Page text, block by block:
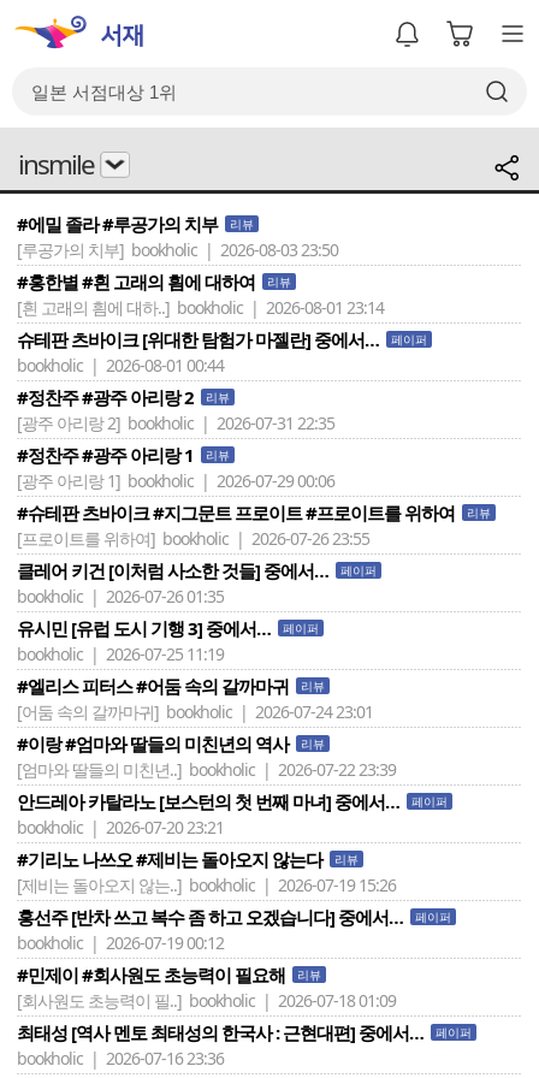
insmile
#에밀 졸라 #루공가의 치부 리뷰
[루공가의 치부] bookholic | 2026-08-03 23:50
#홍한별 #흰 고래의 흼에 대하여 리뷰
[흰 고래의 흼에 대하..] bookholic | 2026-08-01 23:14
슈테판 츠바이크 [위대한 탐험가 마젤란] 중에서… 페이퍼
bookholic | 2026-08-01 00:44
#정찬주 #광주 아리랑 2 리뷰
[광주 아리랑 2] bookholic | 2026-07-31 22:35
#정찬주 #광주 아리랑 1 리뷰
[광주 아리랑 1] bookholic | 2026-07-29 00:06
#슈테판 츠바이크 #지그문트 프로이트 #프로이트를 위하여 리뷰
[프로이트를 위하여] bookholic | 2026-07-26 23:55
클레어 키건 [이처럼 사소한 것들] 중에서… 페이퍼
bookholic | 2026-07-26 01:35
유시민 [유럽 도시 기행 3] 중에서… 페이퍼
bookholic | 2026-07-25 11:19
#엘리스 피터스 #어둠 속의 갈까마귀 리뷰
[어둠 속의 갈까마귀] bookholic | 2026-07-24 23:01
#이랑 #엄마와 딸들의 미친년의 역사 리뷰
[엄마와 딸들의 미친년..] bookholic | 2026-07-22 23:39
안드레아 카탈라노 [보스턴의 첫 번째 마녀] 중에서… 페이퍼
bookholic | 2026-07-20 23:21
#기리노 나쓰오 #제비는 돌아오지 않는다 리뷰
[제비는 돌아오지 않는..] bookholic | 2026-07-19 15:26
홍선주 [반차 쓰고 복수 좀 하고 오겠습니다] 중에서… 페이퍼
bookholic | 2026-07-19 00:12
#민제이 #회사원도 초능력이 필요해 리뷰
[회사원도 초능력이 필..] bookholic | 2026-07-18 01:09
최태성 [역사 멘토 최태성의 한국사 : 근현대편] 중에서… 페이퍼
bookholic | 2026-07-16 23:36